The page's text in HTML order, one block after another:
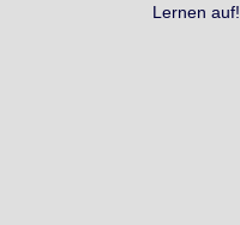
Lernen auf!